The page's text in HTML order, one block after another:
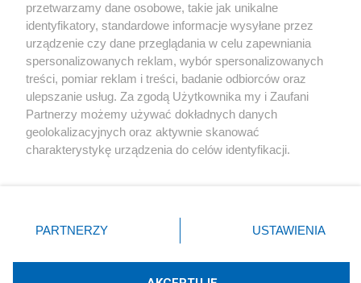
Kultura
X Facebook Instagram Youtube
przetwarzamy dane osobowe, takie jak unikalne
identyfikatory, standardowe informacje wysyłane przez
urządzenie czy dane przeglądania w celu zapewniania
spersonalizowanych reklam, wybór spersonalizowanych
treści, pomiar reklam i treści, badanie odbiorców oraz
ulepszanie usług. Za zgodą Użytkownika my i Zaufani
Partnerzy możemy używać dokładnych danych
geolokalizacyjnych oraz aktywnie skanować
charakterystykę urządzenia do celów identyfikacji.
zmienić/wycofać klikając przycisk ustawień prywatności
znajdujący się w lewym dolnym rogu strony
rodzaje przetwarzania danych nie wymagają zgody
użytkownika, ale masz prawo sprzeciwić się takiemu
PARTNERZY USTAWIENIA